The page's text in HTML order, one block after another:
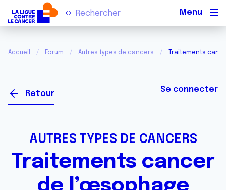
Accueil Forum Autres types de cancers Traitements
Retour Se connecter
AUTRES TYPES DE CANCERS
Traitements cancer